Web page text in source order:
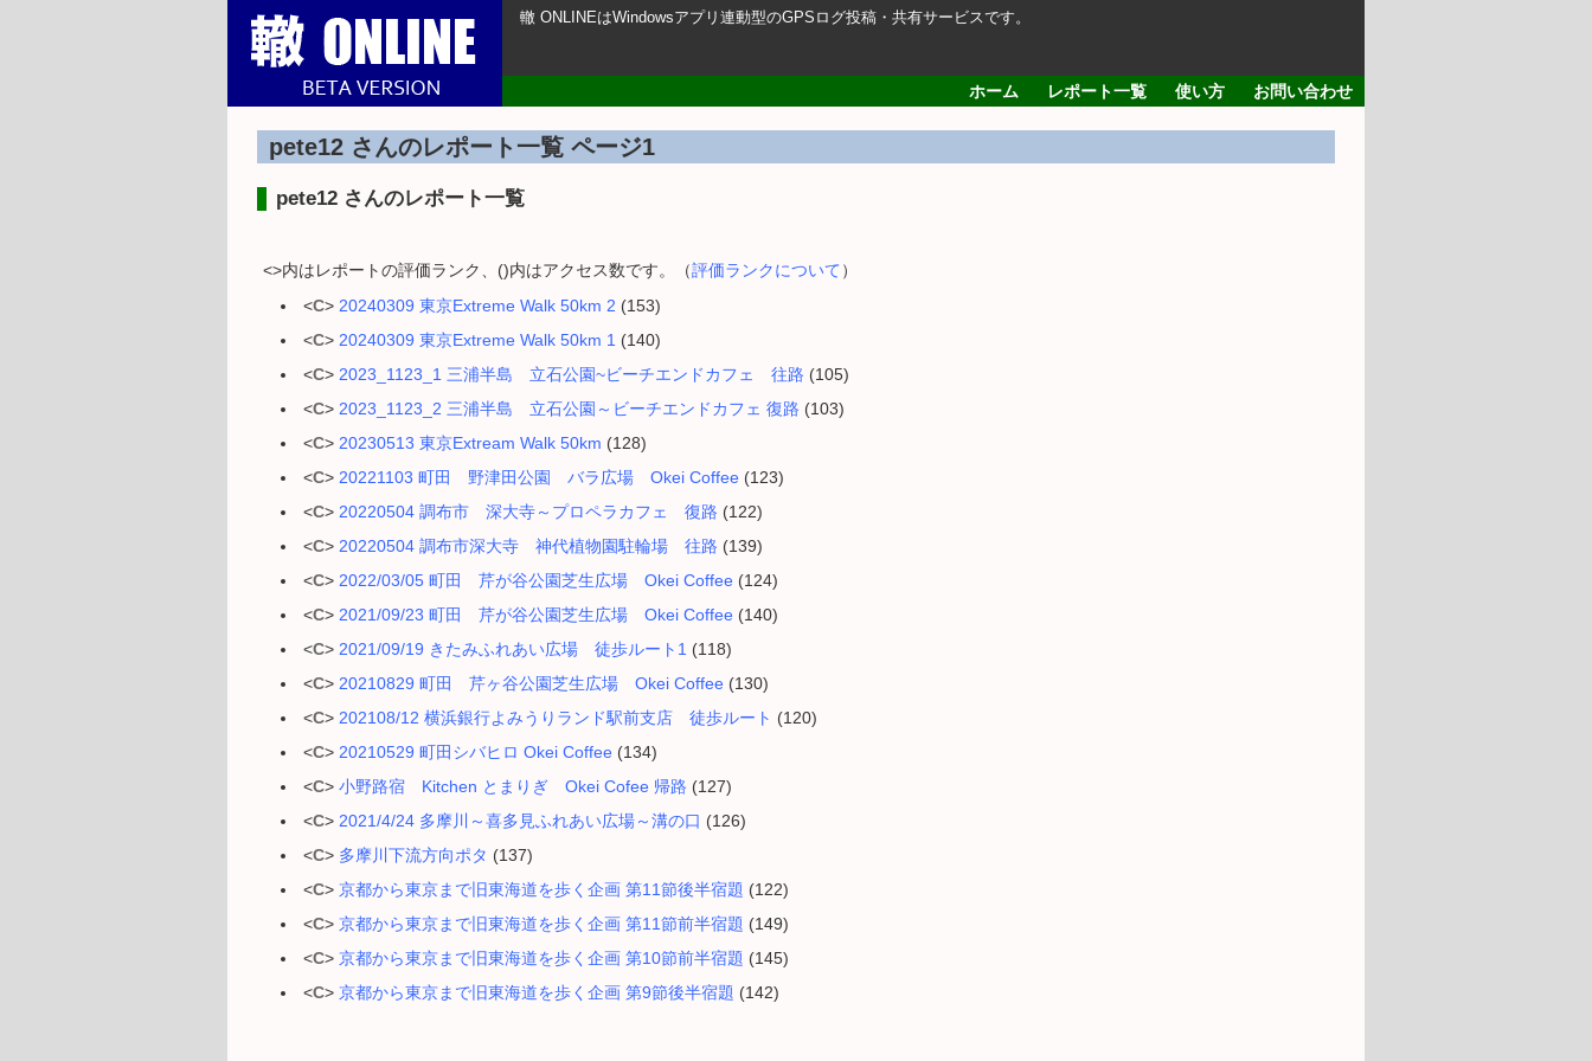
轍 ONLINEはWindowsアプリ連動型のGPSログ投稿・共有サービスです。
ホーム レポート一覧 使い方 お問い合わせ
pete12 さんのレポート一覧 ページ1
pete12 さんのレポート一覧
<>内はレポートの評価ランク、()内はアクセス数です。（評価ランクについて）
<C> 20240309 東京Extreme Walk 50km 2 (153)
<C> 20240309 東京Extreme Walk 50km 1 (140)
<C> 2023_1123_1 三浦半島 立石公園~ビーチエンドカフェ 往路 (105)
<C> 2023_1123_2 三浦半島 立石公園～ビーチエンドカフェ 復路 (103)
<C> 20230513 東京Extream Walk 50km (128)
<C> 20221103 町田 野津田公園 バラ広場 Okei Coffee (123)
<C> 20220504 調布市 深大寺～プロペラカフェ 復路 (122)
<C> 20220504 調布市深大寺 神代植物園駐輪場 往路 (139)
<C> 2022/03/05 町田 芹が谷公園芝生広場 Okei Coffee (124)
<C> 2021/09/23 町田 芹が谷公園芝生広場 Okei Coffee (140)
<C> 2021/09/19 きたみふれあい広場 徒歩ルート1 (118)
<C> 20210829 町田 芹ヶ谷公園芝生広場 Okei Coffee (130)
<C> 202108/12 横浜銀行よみうりランド駅前支店 徒歩ルート (120)
<C> 20210529 町田シバヒロ Okei Coffee (134)
<C> 小野路宿 Kitchen とまりぎ Okei Cofee 帰路 (127)
<C> 2021/4/24 多摩川～喜多見ふれあい広場～溝の口 (126)
<C> 多摩川下流方向ポタ (137)
<C> 京都から東京まで旧東海道を歩く企画 第11節後半宿題 (122)
<C> 京都から東京まで旧東海道を歩く企画 第11節前半宿題 (149)
<C> 京都から東京まで旧東海道を歩く企画 第10節前半宿題 (145)
<C> 京都から東京まで旧東海道を歩く企画 第9節後半宿題 (142)